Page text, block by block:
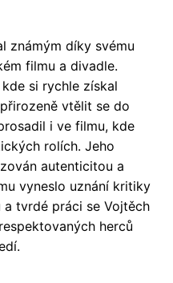
známým díky svému
filmu a divadle.
si rychle získal
vtělit se do
i ve filmu, kde
rolích. Jeho
autenticitou a
vyneslo uznání kritiky
tvrdé práci se Vojtěch
herců